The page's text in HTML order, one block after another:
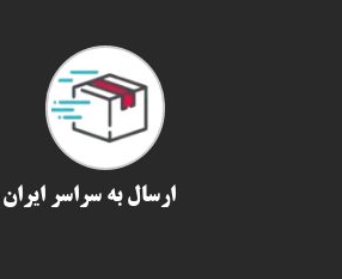
ارسال به سراسر ایران​​​​​​​